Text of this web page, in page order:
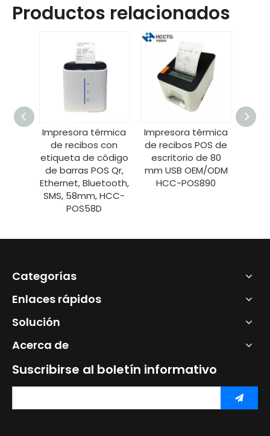
Productos relacionados
Impresora térmica
de recibos POS de
escritorio de 80
mm USB OEM/ODM
HCC-POS890
Impresora térmica
de recibos de
código de barras
2D HCC-POS58V
USB/RS232 de 58
Categorías
Enlaces rápidos
Solución
Acerca de
Suscribirse al boletín informativo